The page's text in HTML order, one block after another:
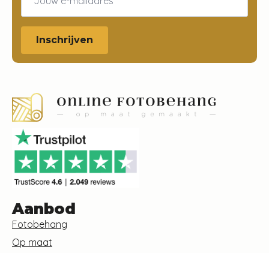
Inschrijven
Aanbod
Fotobehang
Op maat